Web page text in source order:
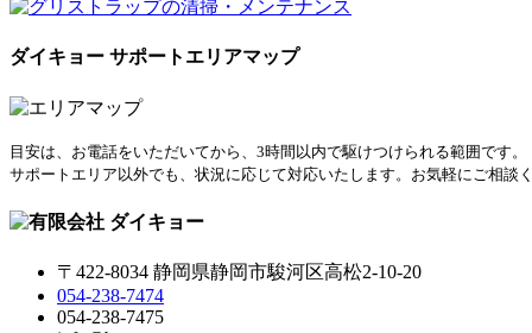
ダイキョー サポートエリアマップ
目安は、お電話をいただいてから、3時間以内で駆けつけられる範囲です。
サポートエリア以外でも、状況に応じて対応いたします。お気軽にご相談く
〒422-8034 静岡県静岡市駿河区高松2-10-20
054-238-7474
054-238-7475